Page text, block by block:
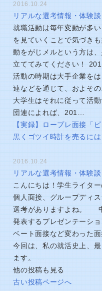
2016.10.24
リアルな選考情報・体験談
就職活動は毎年変動が多
を見ていくことで気づき
動をがじメルという方は
立ててみてください！
活動の時期は大手企業を
連などを通じて、およそ
大学生はそれに従って活
団連によれば、201…
【実録】ロープレ面接「
黒くゴツイ時計を売るには
2016.10.24
リアルな選考情報・体験談
こんにちは！学生ライタ
個人面接、グループディ
選考がありますよね。
発表するプレゼンテーシ
ベート面接など変わった
今回は、私の就活史上、
ます。 …
他の投稿も見る
古い投稿ページへ